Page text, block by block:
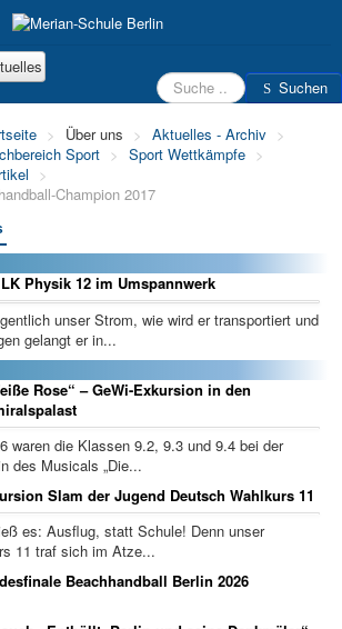
Suchen Suchen
> Über uns > Aktuelles - Archiv >
Sport > Sport Wettkämpfe >
>
Champion 2017
Physik 12 im Umspannwerk
unser Strom, wie wird er transportiert und
gelangt er in...
Rose“ – GeWi-Exkursion in den
waren die Klassen 9.2, 9.3 und 9.4 bei der
des Musicals „Die...
Slam der Jugend Deutsch Wahlkurs 11
es: Ausflug, statt Schule! Denn unser
11 traf sich im Atze...
Beachhandball Berlin 2026